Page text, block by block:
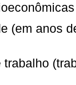
(em anos
trabalho